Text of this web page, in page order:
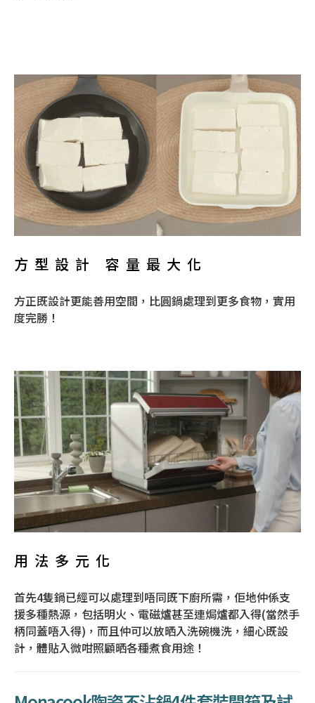
方型設計 容量最大化
方正既設計更能善用空間，比圓鍋處理到更多食物，實用
度完勝！
用法多元化
首先4隻鍋已經可以處理到唔同既下廚所需，佢地仲係支
援多種熱源，包括明火、電磁爐甚至連焗爐都入得(當然手
柄同蓋唔入得)，而且仲可以放晒入洗碗機洗，細心既設
計，體貼入微咁照顧晒各種煮食用途！